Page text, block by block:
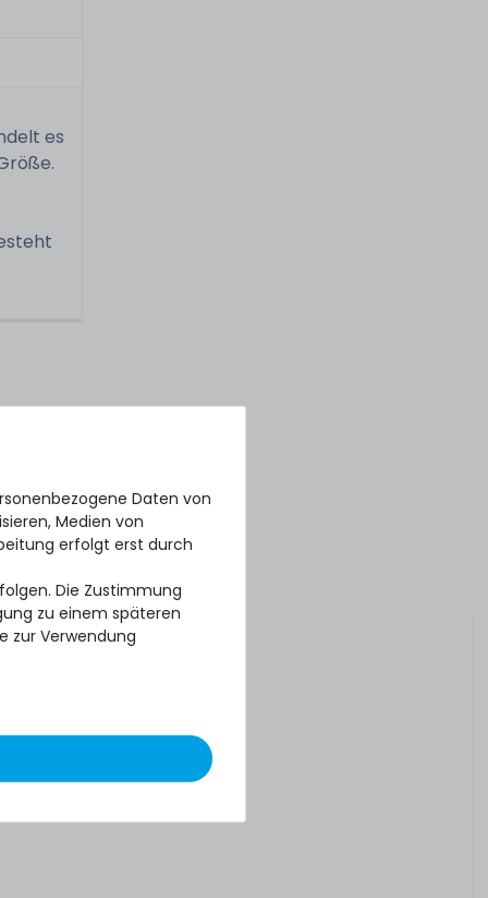
es
Daten von
Medien von
erfolgt erst durch
Die Zustimmung
zu einem späteren
zur Verwendung